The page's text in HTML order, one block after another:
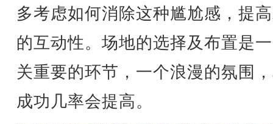
多考虑如何消除这种尴尬感，提
的互动性。场地的选择及布置是
关重要的环节，一个浪漫的氛围
成功几率会提高。